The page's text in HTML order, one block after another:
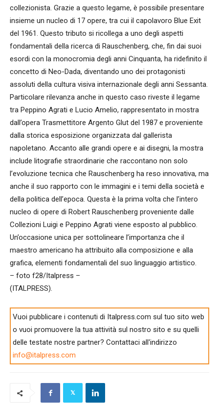
collezionista. Grazie a questo legame, è possibile presentare
insieme un nucleo di 17 opere, tra cui il capolavoro Blue Exit
del 1961. Questo tributo si ricollega a uno degli aspetti
fondamentali della ricerca di Rauschenberg, che, fin dai suoi
esordi con la monocromia degli anni Cinquanta, ha ridefinito il
concetto di Neo-Dada, diventando uno dei protagonisti
assoluti della cultura visiva internazionale degli anni Sessanta.
Particolare rilevanza anche in questo caso riveste il legame
tra Peppino Agrati e Lucio Amelio, rappresentato in mostra
dall’opera Trasmettitore Argento Glut del 1987 e proveniente
dalla storica esposizione organizzata dal gallerista
napoletano. Accanto alle grandi opere e ai disegni, la mostra
include litografie straordinarie che raccontano non solo
l’evoluzione tecnica che Rauschenberg ha reso innovativa, ma
anche il suo rapporto con le immagini e i temi della società e
della politica dell’epoca. Questa è la prima volta che l’intero
nucleo di opere di Robert Rauschenberg proveniente dalle
Collezioni Luigi e Peppino Agrati viene esposto al pubblico.
Un’occasione unica per sottolineare l’importanza che il
maestro americano ha attribuito alla composizione e alla
grafica, elementi fondamentali del suo linguaggio artistico.
– foto f28/Italpress –
(ITALPRESS).
Vuoi pubblicare i contenuti di Italpress.com sul tuo sito web
o vuoi promuovere la tua attività sul nostro sito e su quelli
delle testate nostre partner? Contattaci all'indirizzo
info@italpress.com